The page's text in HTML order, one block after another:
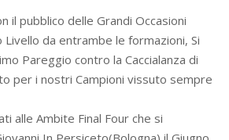
il pubblico delle Grandi Occasioni
Livello da entrambe le formazioni, Si
Pareggio contro la Caccialanza di
per i nostri Campioni vissuto sempre
alle Ambite Final Four che si